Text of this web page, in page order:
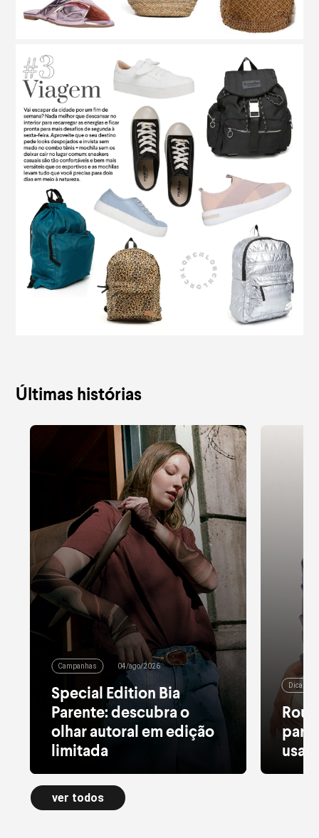
Últimas histórias
Campanhas 04/ago/2026
Special Edition Bia
Parente: descubra o
olhar autoral em edição
limitada
Alfaiataria leve, tule estampado, pied
de poule e acessórios com pedras
naturais dão forma à nova Special
Edition
Dicas de
para
usar
ver todos